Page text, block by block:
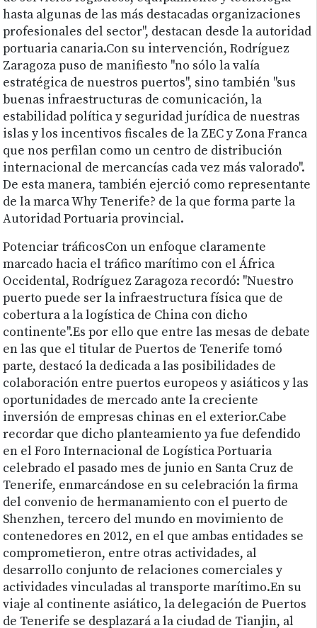
hasta algunas de las más destacadas organizaciones
profesionales del sector", destacan desde la autoridad
portuaria canaria.Con su intervención, Rodríguez
Zaragoza puso de manifiesto "no sólo la valía
estratégica de nuestros puertos", sino también "sus
buenas infraestructuras de comunicación, la
estabilidad política y seguridad jurídica de nuestras
islas y los incentivos fiscales de la ZEC y Zona Franca
que nos perfilan como un centro de distribución
internacional de mercancías cada vez más valorado".
De esta manera, también ejerció como representante
de la marca Why Tenerife? de la que forma parte la
Autoridad Portuaria provincial.
Potenciar tráficosCon un enfoque claramente
marcado hacia el tráfico marítimo con el África
Occidental, Rodríguez Zaragoza recordó: "Nuestro
puerto puede ser la infraestructura física que de
cobertura a la logística de China con dicho
continente".Es por ello que entre las mesas de debate
en las que el titular de Puertos de Tenerife tomó
parte, destacó la dedicada a las posibilidades de
colaboración entre puertos europeos y asiáticos y las
oportunidades de mercado ante la creciente
inversión de empresas chinas en el exterior.Cabe
recordar que dicho planteamiento ya fue defendido
en el Foro Internacional de Logística Portuaria
celebrado el pasado mes de junio en Santa Cruz de
Tenerife, enmarcándose en su celebración la firma
del convenio de hermanamiento con el puerto de
Shenzhen, tercero del mundo en movimiento de
contenedores en 2012, en el que ambas entidades se
comprometieron, entre otras actividades, al
desarrollo conjunto de relaciones comerciales y
actividades vinculadas al transporte marítimo.En su
viaje al continente asiático, la delegación de Puertos
de Tenerife se desplazará a la ciudad de Tianjin, al